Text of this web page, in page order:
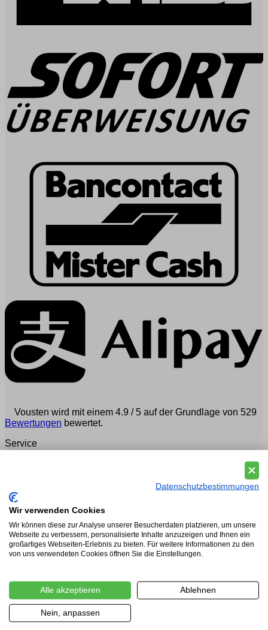
Vousten wird mit einem 4.9 / 5 auf der Grundlage von 529
Bewertungen bewertet.
Service
Kundenberatung
Legal
Datenschutz- und Cookie-Richtlinie
Impressum
Über uns
Über Vousten
Datenschutzbestimmungen
Wir verwenden Cookies
Wir können diese zur Analyse unserer Besucherdaten platzieren, um unsere
Webseite zu verbessern, personalisierte Inhalte anzuzeigen und Ihnen ein
großartiges Webseiten-Erlebnis zu bieten. Für weitere Informationen zu den
von uns verwendeten Cookies öffnen Sie die Einstellungen.
Alle akzeptieren Ablehnen
Nein, anpassen